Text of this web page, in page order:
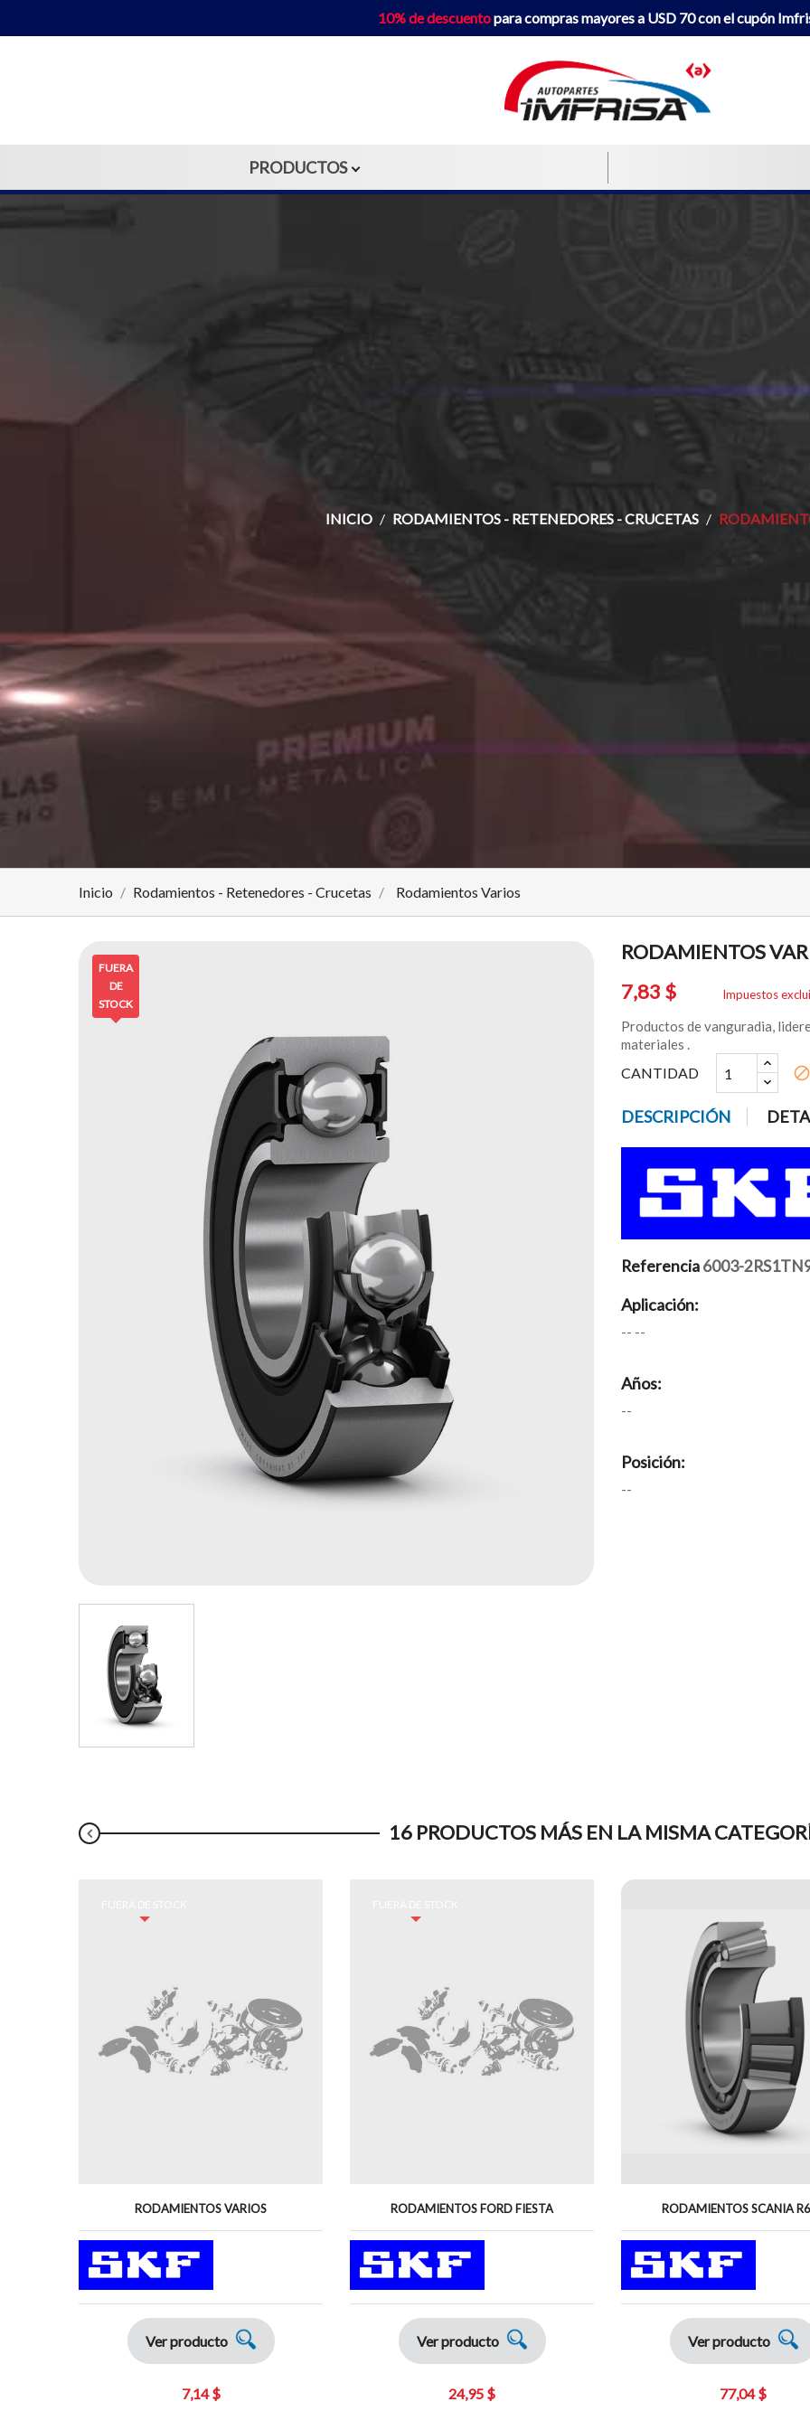
10% de descuentopara compras mayores a USD 70 con el cupón
PRODUCTOS
INICIO RODAMIENTOS - RETENEDORES - CRUCETAS
Inicio Rodamientos - Retenedores - Crucetas Rodamientos Varios
FUERA
DE
STOCK
RODAMIENTOS
7,83 $
Impuestos
Productos de vanguradia,
materiales .
CANTIDAD block
DESCRIPCIÓN
Referencia6003-
Aplicación:
-- --
Años:
--
Posición:
--
16 PRODUCTOS MÁS EN LA MISMA
RODAMIENTOS VARIOS
Ver producto
7,14 $
RODAMIENTOS FORD FIESTA
Ver producto
24,95 $
RODAMIENTOS SCANIA
Ver producto
77,04 $